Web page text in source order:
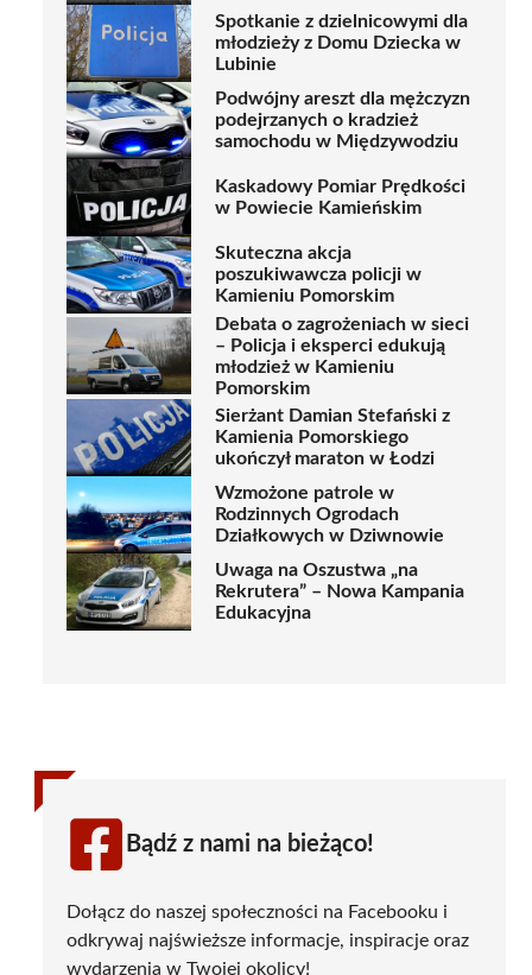
Spotkanie z dzielnicowymi dla
młodzieży z Domu Dziecka w
Lubinie
Podwójny areszt dla mężczyzn
podejrzanych o kradzież
samochodu w Międzywodziu
Kaskadowy Pomiar Prędkości
w Powiecie Kamieńskim
Skuteczna akcja
poszukiwawcza policji w
Kamieniu Pomorskim
Debata o zagrożeniach w sieci
– Policja i eksperci edukują
młodzież w Kamieniu
Pomorskim
Sierżant Damian Stefański z
Kamienia Pomorskiego
ukończył maraton w Łodzi
Wzmożone patrole w
Rodzinnych Ogrodach
Działkowych w Dziwnowie
Uwaga na Oszustwa „na
Rekrutera” – Nowa Kampania
Edukacyjna
Bądź z nami na bieżąco!
Dołącz do naszej społeczności na Facebooku i
odkrywaj najświeższe informacje, inspiracje oraz
wydarzenia w Twojej okolicy!